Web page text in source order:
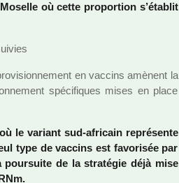
où cette pro­por­tion s’établit
en vac­cins amè­nent la
spé­ci­fi­ques mises en place
le variant sud-afri­cain repré­sente
type de vac­cins est favo­ri­sée par
de la stra­té­gie déjà mise